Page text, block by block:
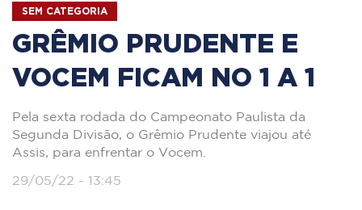
SEM CATEGORIA
GRÊMIO PRUDENTE E
VOCEM FICAM NO 1 A 1
Pela sexta rodada do Campeonato Paulista da
Segunda Divisão, o Grêmio Prudente viajou até
Assis, para enfrentar o Vocem.
29/05/22 - 13:45